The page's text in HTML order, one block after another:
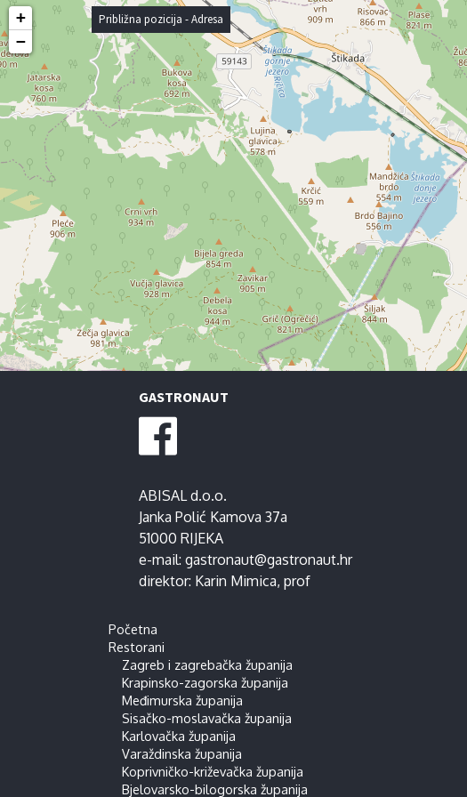
+
−
Približna pozicija - Adresa
GASTRONAUT
ABISAL d.o.o.
Janka Polić Kamova 37a
51000 RIJEKA
e-mail: gastronaut@gastronaut.hr
direktor: Karin Mimica, prof
Početna
Restorani
Zagreb i zagrebačka županija
Krapinsko-zagorska županija
Međimurska županija
Sisačko-moslavačka županija
Karlovačka županija
Varaždinska županija
Koprivničko-križevačka županija
Bjelovarsko-bilogorska županija